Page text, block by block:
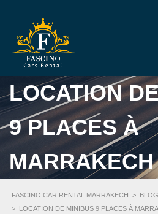
LOCATION
9 PLACES À
MARRAKECH
FASCINO CAR RENTAL MARRAKECH > BLOG
> LOCATION DE MINIBUS 9 PLACES À